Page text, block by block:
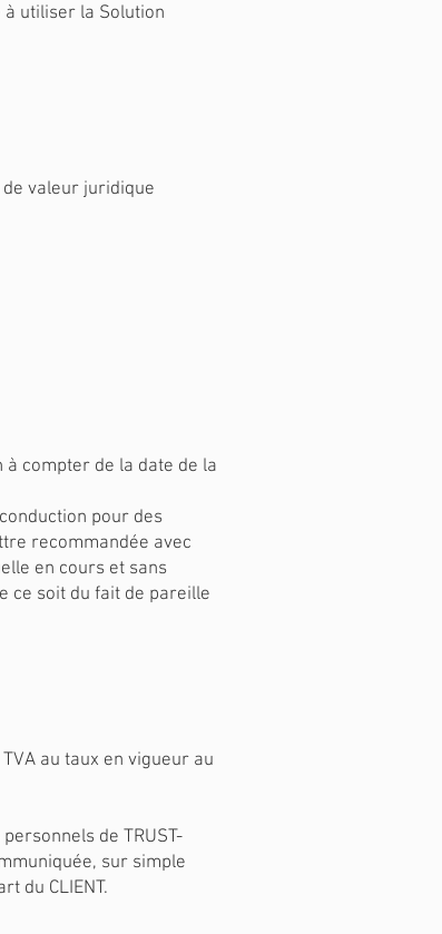
à utiliser la Solution
valeur juridique
à compter de la date de la
pour des
recommandée avec
en cours et sans
ce soit du fait de pareille
au taux en vigueur au
de TRUST-
sur simple
du CLIENT.